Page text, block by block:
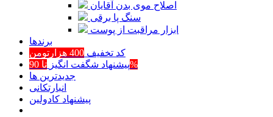
اصلاح موی بدن آقایان
سنگ پا برقی
ابزار مراقبت از پوست
برند‌ها
کد تخفیف 400 هزارتومن
پیشنهاد شگفت انگیزتا 90%
جدیدترین ها
انبارتکانی
پیشنهاد کادولین